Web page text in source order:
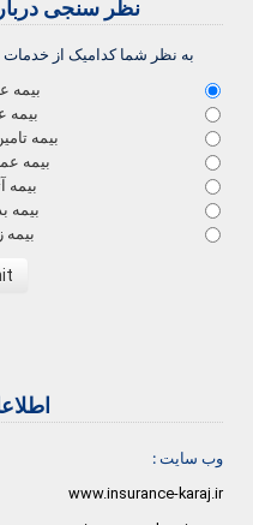
نظر سنجی
به نظر شما کدامیک از
بیمه
بیمه
بیمه
بیمه
بیمه
بیمه
وب سایت :
www.insurance-karaj.ir